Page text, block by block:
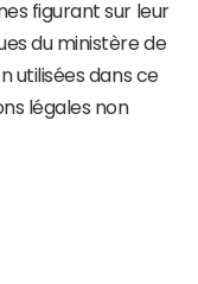
figurant sur leur
du ministère de
utilisées dans ce
légales non